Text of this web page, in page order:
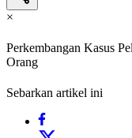
×
Perkembangan Kasus
Orang
Sebarkan artikel ini